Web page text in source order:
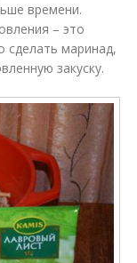
времени.
– это
сделать маринад,
закуску.